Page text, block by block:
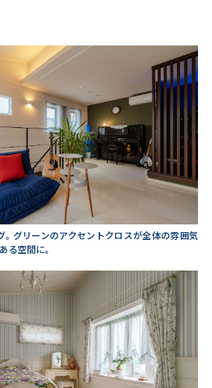
。グリーンのアクセントクロスが全体の雰囲気
る空間に。
25周年トップページ
暮らしのインタビュー
WITH EARTHの軌跡
25thメッセージ
会社情報
ーポレートサイト